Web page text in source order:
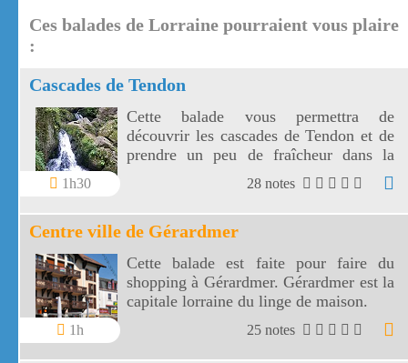
Ces balades de Lorraine pourraient vous plaire
:
Cascades de Tendon
1h30
Cette balade vous permettra de
découvrir les cascades de Tendon et de
prendre un peu de fraîcheur dans la
forêt vosgienne entre la petite et la
grande cascade de Tendon.
28 notes
Centre ville de Gérardmer
1h
Cette balade est faite pour faire du
shopping à Gérardmer. Gérardmer est la
capitale lorraine du linge de maison.
25 notes